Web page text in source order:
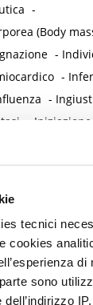
tecnici
cookies
sono
-
(Body
-
-
-
Iniziazione
e D-chiro-
-
-